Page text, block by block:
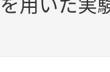
用いた実